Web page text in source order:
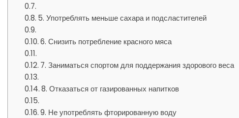
5. Употреблять меньше сахара и подсластителей
6. Снизить потребление красного мяса
7. Заниматься спортом для поддержания здорового веса
8. Отказаться от газированных напитков
9. Не употреблять фторированную воду